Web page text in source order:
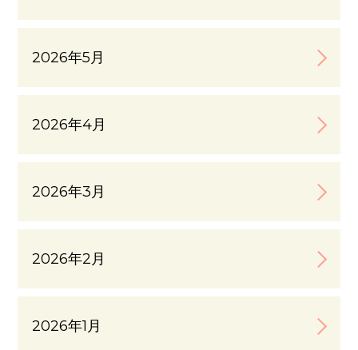
2026年5月
2026年4月
2026年3月
2026年2月
2026年1月